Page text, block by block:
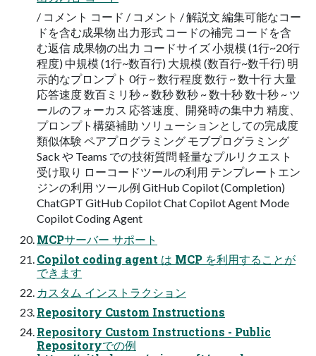
/ コメント コード / コメント / 解説文 編集可能なコー
ドを含む成果物 出力形式 コードの補完 コードを含
む返信 成果物の出力 コードサイズ 小規模 (1行~20行
程度) 中規模 (1行~数百行) 大規模 (数百行~数千行) 明
示的なプロンプト 0行 ~ 数行程度 数行 ~ 数十行 大量
応答速度 数百ミリ秒 ~ 数秒 数秒 ~ 数十秒 数十秒 ~ ツ
ールのフォーカス 応答速度、開発時の集中力 精度、
プロンプト構築補助 ソリューションとしての完成度
類似体験 ペアプログラミング モブプログラミング
Sack や Teams での技術質問 軽量なプルリクエスト
受け取り ローコードツールの利用 テンプレートエン
ジンの利用 ツール例 GitHub Copilot (Completion)
ChatGPT GitHub Copilot Chat Copilot Agent Mode
Copilot Coding Agent
MCPサーバー サポート
Copilot coding agent は MCP を利用することが
できます
カスタム インストラクション
Repository Custom Instructions
Repository Custom Instructions - Public
Repositoryでの例